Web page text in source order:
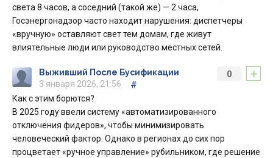
света 8 часов, а соседний (такой же) — 2 часа,
Госэнергонадзор часто находит нарушения: диспетчеры
«вручную» оставляют свет тем домам, где живут
влиятельные люди или руководство местных сетей.
+
0
Выживший После Бусификации
3 января 2026, 21:56
#
Как с этим борются?
В 2025 году ввели систему «автоматизированного
отключения фидеров», чтобы минимизировать
человеческий фактор. Однако в регионах до сих пор
процветает «ручное управление» рубильником, где решение